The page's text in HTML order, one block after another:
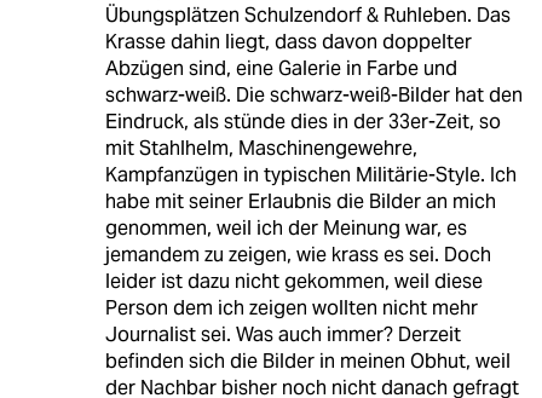
Übungsplätzen Schulzendorf & Ruhleben. Das
Krasse dahin liegt, dass davon doppelter
Abzügen sind, eine Galerie in Farbe und
schwarz-weiß. Die schwarz-weiß-Bilder hat den
Eindruck, als stünde dies in der 33er-Zeit, so
mit Stahlhelm, Maschinengewehre,
Kampfanzügen in typischen Militärie-Style. Ich
habe mit seiner Erlaubnis die Bilder an mich
genommen, weil ich der Meinung war, es
jemandem zu zeigen, wie krass es sei. Doch
leider ist dazu nicht gekommen, weil diese
Person dem ich zeigen wollten nicht mehr
Journalist sei. Was auch immer? Derzeit
befinden sich die Bilder in meinen Obhut, weil
der Nachbar bisher noch nicht danach gefragt